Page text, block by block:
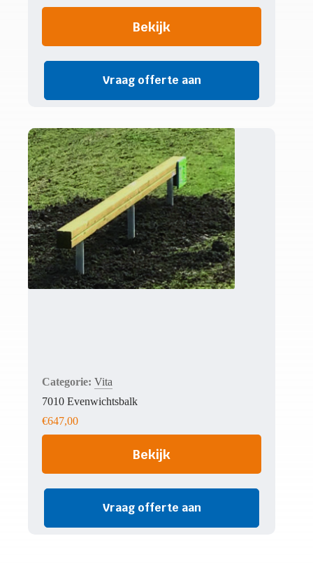
Bekijk
Vraag offerte aan
Vita
7010 Evenwichtsbalk
€647,00
Bekijk
Vraag offerte aan